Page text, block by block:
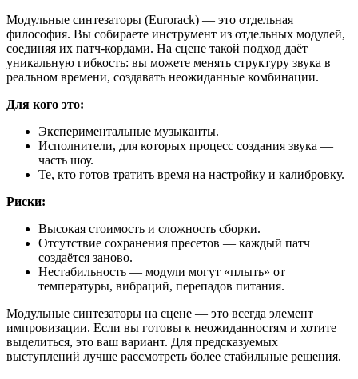
Модульные синтезаторы (Eurorack) — это отдельная
философия. Вы собираете инструмент из отдельных модулей,
соединяя их патч-кордами. На сцене такой подход даёт
уникальную гибкость: вы можете менять структуру звука в
реальном времени, создавать неожиданные комбинации.
Для кого это:
Экспериментальные музыканты.
Исполнители, для которых процесс создания звука —
часть шоу.
Те, кто готов тратить время на настройку и калибровку.
Риски:
Высокая стоимость и сложность сборки.
Отсутствие сохранения пресетов — каждый патч
создаётся заново.
Нестабильность — модули могут «плыть» от
температуры, вибраций, перепадов питания.
Модульные синтезаторы на сцене — это всегда элемент
импровизации. Если вы готовы к неожиданностям и хотите
выделиться, это ваш вариант. Для предсказуемых
выступлений лучше рассмотреть более стабильные решения.